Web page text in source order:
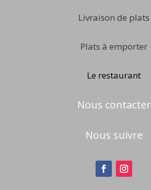
Livraison de plats
Plats à emporter
Le restaurant
Nous contacter
Nous suivre